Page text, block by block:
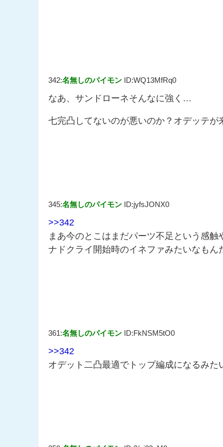
342:名無しのパイモン ID:WQ13MfRq0
なあ、サンドローネそんなに強く…
七完凸してないのが悪いのか？オデッテ
345:名無しのパイモン ID:jyfsJONX0
>>342
まあ今のとこはまだパーツ不足という感触
ナドクライ開始時のイネファみたいなもん
361:名無しのパイモン ID:FkNSM5tO0
>>342
オデット二凸最適でトップ編成になるみた